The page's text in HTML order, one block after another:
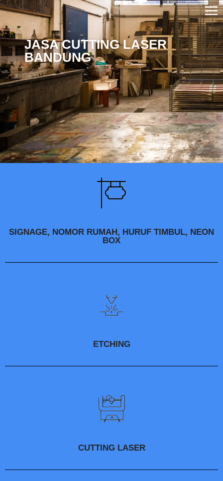
JASA CUTTING LASER
BANDUNG
SIGNAGE, NOMOR RUMAH, HURUF TIMBUL, NEON
BOX
ETCHING
CUTTING LASER